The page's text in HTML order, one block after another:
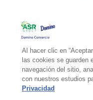
Al hacer clic en
las cookies se guarden
navegación del sitio,
con nuestros estudios
Privacidad